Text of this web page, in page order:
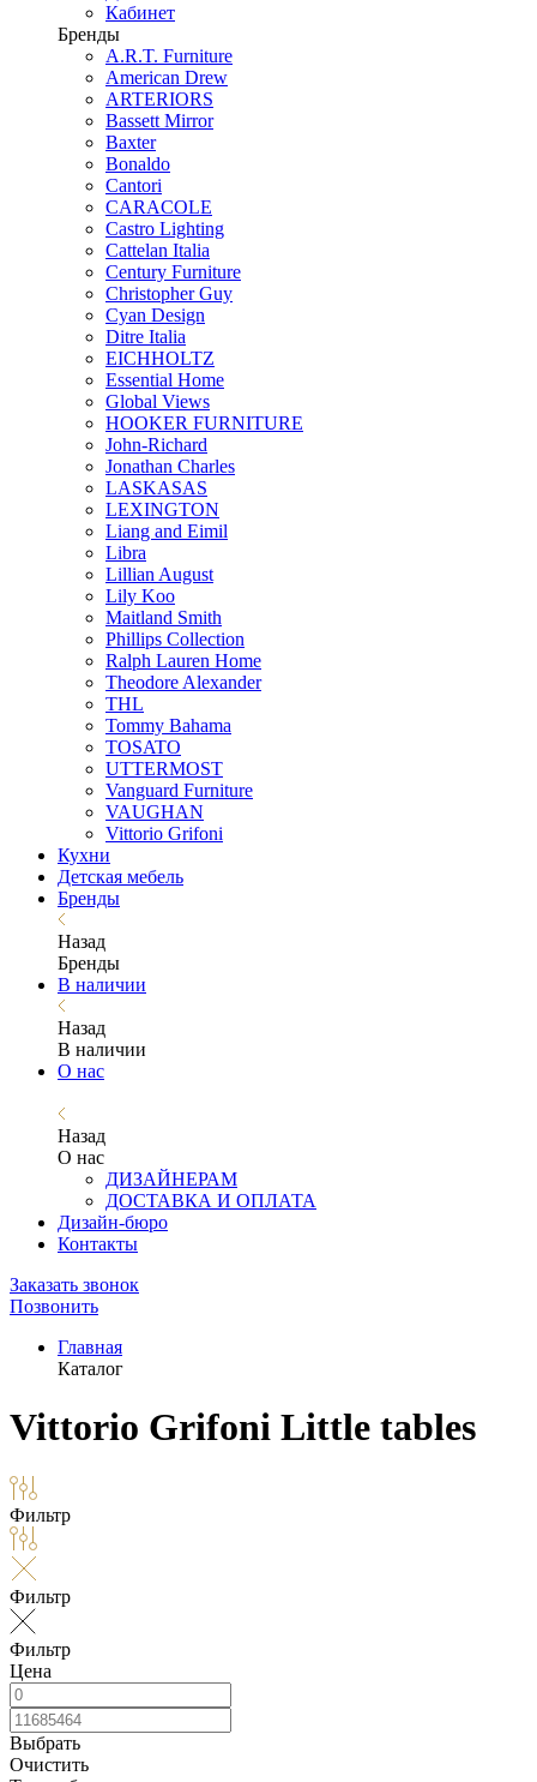
Кабинет
Бренды
A.R.T. Furniture
American Drew
ARTERIORS
Bassett Mirror
Baxter
Bonaldo
Cantori
CARACOLE
Castro Lighting
Cattelan Italia
Century Furniture
Christopher Guy
Cyan Design
Ditre Italia
EICHHOLTZ
Essential Home
Global Views
HOOKER FURNITURE
John-Richard
Jonathan Charles
LASKASAS
LEXINGTON
Liang and Eimil
Libra
Lillian August
Lily Koo
Maitland Smith
Phillips Collection
Ralph Lauren Home
Theodore Alexander
THL
Tommy Bahama
TOSATO
UTTERMOST
Vanguard Furniture
VAUGHAN
Vittorio Grifoni
Кухни
Детская мебель
Бренды
Назад
Бренды
В наличии
Назад
В наличии
О нас
Назад
О нас
ДИЗАЙНЕРАМ
ДОСТАВКА И ОПЛАТА
Дизайн-бюро
Контакты
Заказать звонок
Позвонить
Главная
Каталог
Vittorio Grifoni Little tables
Фильтр
Фильтр
Фильтр
Цена
Выбрать
Очистить